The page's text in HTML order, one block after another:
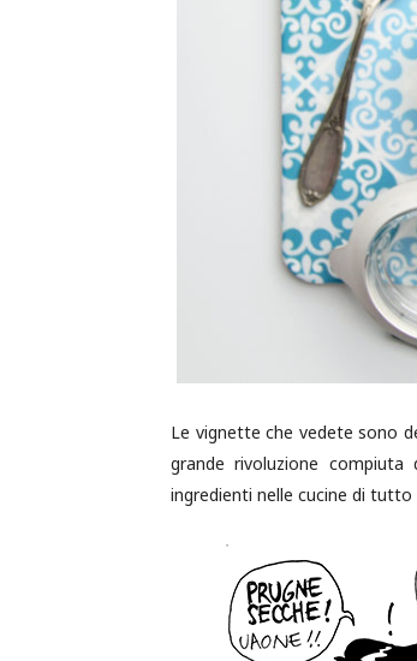
Le vignette che vedete sono
grande rivoluzione
ingredienti nelle cucine di